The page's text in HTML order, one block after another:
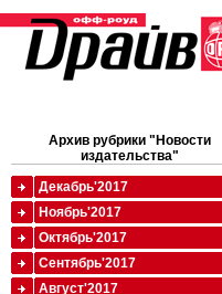
Архив рубрики "Новости
издательства"
Декабрь'2017
Ноябрь'2017
Октябрь'2017
Сентябрь'2017
Август'2017